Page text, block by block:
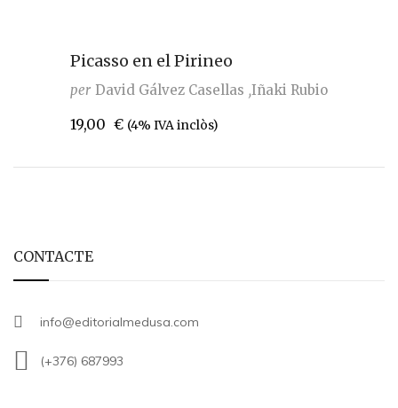
Picasso en el Pirineo
per David Gálvez Casellas Iñaki Rubio
19,00 € (4% IVA inclòs)
CONTACTE
info@editorialmedusa.com
(+376) 687993